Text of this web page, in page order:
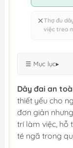
✕Thợ đu
việc treo
☰ Mục lục▸
Dây đai an
thiết yếu cho
đơn giản
trí làm việc, hỗ
té ngã trong